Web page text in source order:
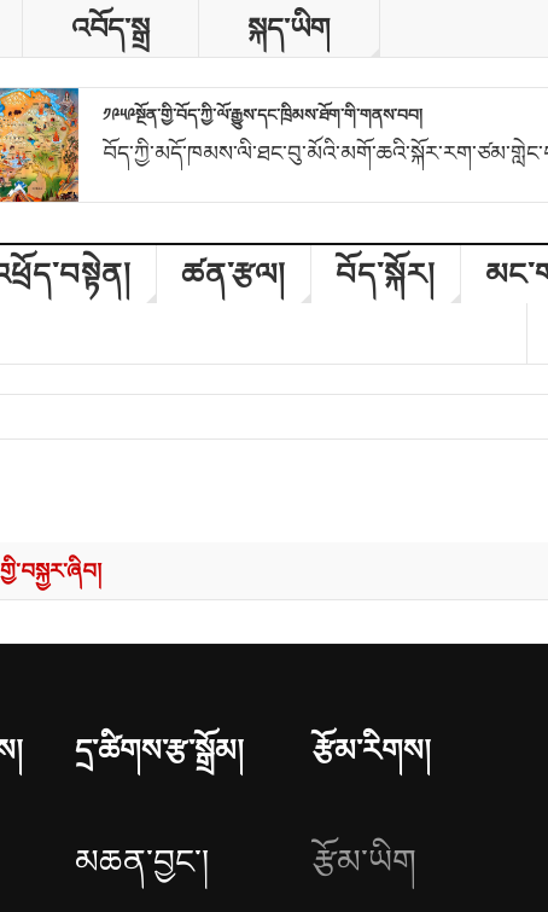
འབོད་སྒྲ སྐད་ཡིག
༡༩༥༩སྔོན་གྱི་བོད་ཀྱི་ལོ་རྒྱུས་དང་ཁྲིམས་ཐོག་གི་གནས་བབ།
ཚན་རྩལ། བོད་སྐོར།
དྲ་ཚིགས་རྩ་སྒྲོམ།
མཆན་བྱང༌།
རྩོམ་རིགས།
རྩོམ་ཡིག